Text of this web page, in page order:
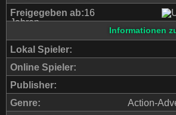
Freigegeben ab:16
Jahren
Informationen
Lokal Spieler:
Online Spieler:
Publisher:
Genre:
Action-